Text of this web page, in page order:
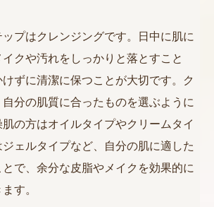
プはクレンジングです。日中に肌に
クや汚れをしっかりと落とすこと
ずに清潔に保つことが大切です。ク
分の肌質に合ったものを選ぶように
の方はオイルタイプやクリームタイ
ェルタイプなど、自分の肌に適した
で、余分な皮脂やメイクを効果的に
す。